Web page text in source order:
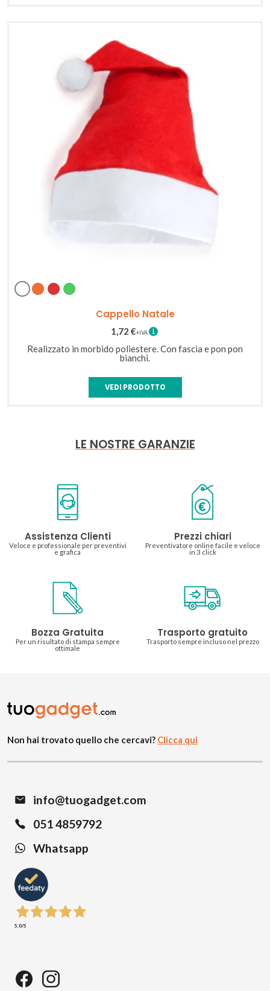
BiancoArancione
RossoVerde
Cappello Natale
1,72 €
Realizzato in morbido poliestere. Con fascia e pon pon
bianchi.
VEDI PRODOTTO
LE NOSTRE GARANZIE
Assistenza Clienti
Veloce e professionale per preventivi
e grafica
Prezzi chiari
Preventivatore online facile e veloce
in 3 click
Bozza Gratuita
Per un risultato di stampa sempre
ottimale
Trasporto gratuito
Trasporto sempre incluso nel prezzo
Non hai trovato quello che cercavi? Clicca qui
info@tuogadget.com
051 4859792
Whatsapp
5,0/5